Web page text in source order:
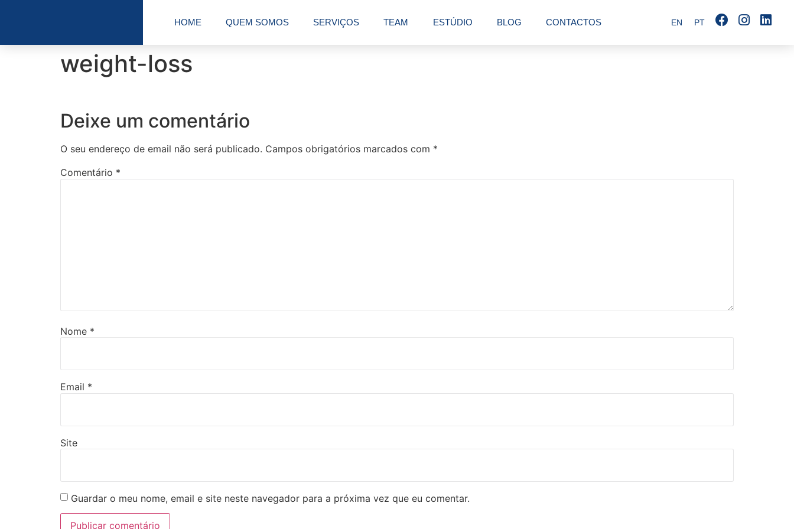
HOME QUEM SOMOS SERVIÇOS TEAM ESTÚDIO BLOG CONTACTOS EN PT
weight-loss
Deixe um comentário
O seu endereço de email não será publicado. Campos obrigatórios marcados com *
Comentário *
Nome *
Email *
Site
Guardar o meu nome, email e site neste navegador para a próxima vez que eu comentar.